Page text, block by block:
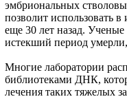
эмбриональных
позволит использовать
еще 30 лет назад. Ученые
истекший период
Многие лаборатории
библиотеками ДНК,
лечения таких тяжелых